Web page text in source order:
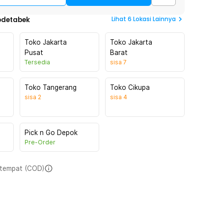
Lihat 6 Lokasi Lainnya
Toko Jakarta
Pusat
Tersedia
Toko Jakarta
Barat
sisa 7
Toko Tangerang
sisa 2
Toko Cikupa
sisa 4
Pick n Go Depok
Pre-Order
(COD)